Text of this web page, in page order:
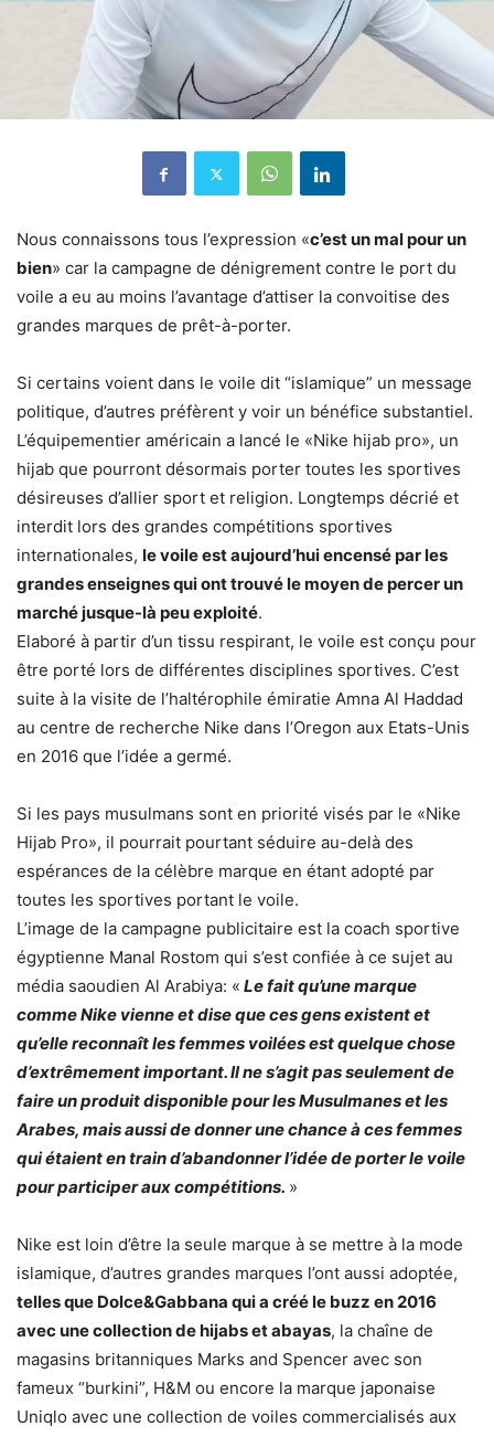
Nous connaissons tous l’expression «c’est un mal pour un
bien» car la campagne de dénigrement contre le port du
voile a eu au moins l’avantage d’attiser la convoitise des
grandes marques de prêt-à-porter.
Si certains voient dans le voile dit “islamique” un message
politique, d’autres préfèrent y voir un bénéfice substantiel.
L’équipementier américain a lancé le «Nike hijab pro», un
hijab que pourront désormais porter toutes les sportives
désireuses d’allier sport et religion. Longtemps décrié et
interdit lors des grandes compétitions sportives
internationales, le voile est aujourd’hui encensé par les
grandes enseignes qui ont trouvé le moyen de percer un
marché jusque-là peu exploité.
Elaboré à partir d’un tissu respirant, le voile est conçu pour
être porté lors de différentes disciplines sportives. C’est
suite à la visite de l’haltérophile émiratie Amna Al Haddad
au centre de recherche Nike dans l’Oregon aux Etats-Unis
en 2016 que l’idée a germé.
Si les pays musulmans sont en priorité visés par le «Nike
Hijab Pro», il pourrait pourtant séduire au-delà des
espérances de la célèbre marque en étant adopté par
toutes les sportives portant le voile.
L’image de la campagne publicitaire est la coach sportive
égyptienne Manal Rostom qui s’est confiée à ce sujet au
média saoudien Al Arabiya: « Le fait qu’une marque
comme Nike vienne et dise que ces gens existent et
qu’elle reconnaît les femmes voilées est quelque chose
d’extrêmement important. Il ne s’agit pas seulement de
faire un produit disponible pour les Musulmanes et les
Arabes, mais aussi de donner une chance à ces femmes
qui étaient en train d’abandonner l’idée de porter le voile
pour participer aux compétitions. »
Nike est loin d’être la seule marque à se mettre à la mode
islamique, d’autres grandes marques l’ont aussi adoptée,
telles que Dolce&Gabbana qui a créé le buzz en 2016
avec une collection de hijabs et abayas, la chaîne de
magasins britanniques Marks and Spencer avec son
fameux “burkini”, H&M ou encore la marque japonaise
Uniqlo avec une collection de voiles commercialisés aux